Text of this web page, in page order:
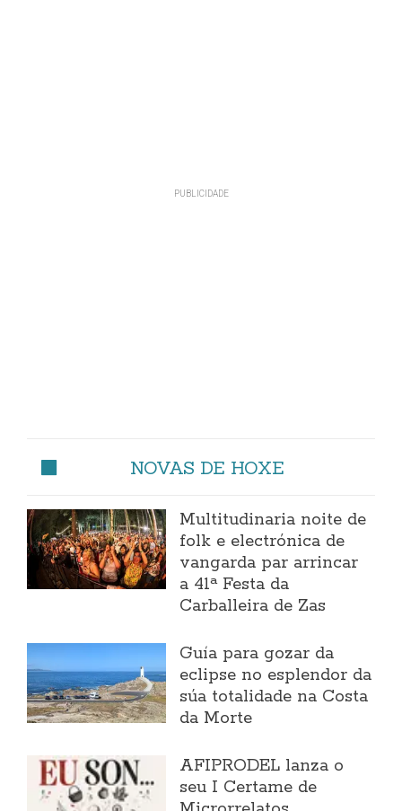
NOVAS DE HOXE
Multitudinaria noite de
folk e electrónica de
vangarda par arrincar
a 41ª Festa da
Carballeira de Zas
Guía para gozar da
eclipse no esplendor da
súa totalidade na Costa
da Morte
AFIPRODEL lanza o
seu I Certame de